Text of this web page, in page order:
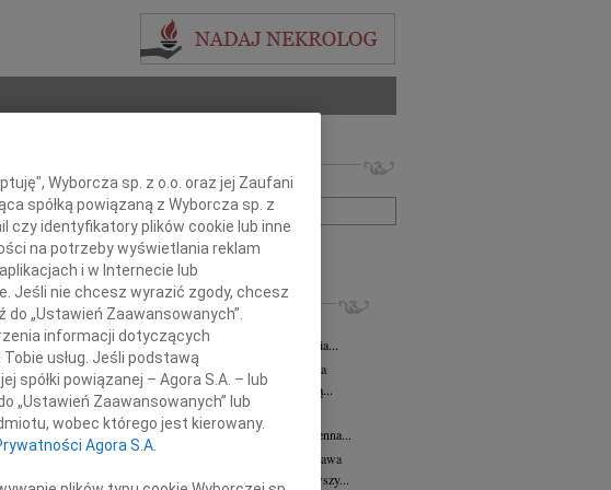
Imię i nazwisko lub numer ogłoszenia:
+ szukanie zaawansowane
INNE NEKROLOGI
Asia Kułakowska 07.08.2026
Asia Kułakowska 8 czerwca 1984 - 9 sierpnia...
Małgorzata Kościelska
Warszawa
Z żalem żegnam prof. Małgorzatę Kościelską...
Janusz Goetze
07.08.2026
Janusz Goetze adwokat 9 lat bez Ciebie Bożenna...
Wacława Stec-Myśliwska
Warszawa
W dniu 4 sierpnia 2026 roku zmarła przeżywszy...
Wyborcza sp. z o.o. oraz jej Zaufani
spółką powiązaną z Wyborcza sp. z
czy identyfikatory plików cookie lub inne
na potrzeby wyświetlania reklam
i w Internecie lub
Jeśli nie chcesz wyrazić zgody, chcesz
„Ustawień Zaawansowanych”.
informacji dotyczących
usług. Jeśli podstawą
spółki powiązanej – Agora S.A. – lub
„Ustawień Zaawansowanych” lub
wobec którego jest kierowany.
Agora S.A.